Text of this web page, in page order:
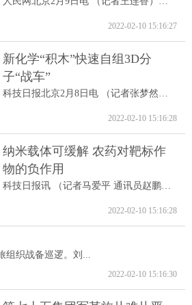
2022-02-10 15:16:27
新化学“积木”快速自组3D分
子“战车”
2022-02-10 15:16:28
纳米载体可缓解 农药对靶标作
物的负作用
2022-02-10 15:16:28
组织战备巡逻。刘...
2022-02-10 15:16:30